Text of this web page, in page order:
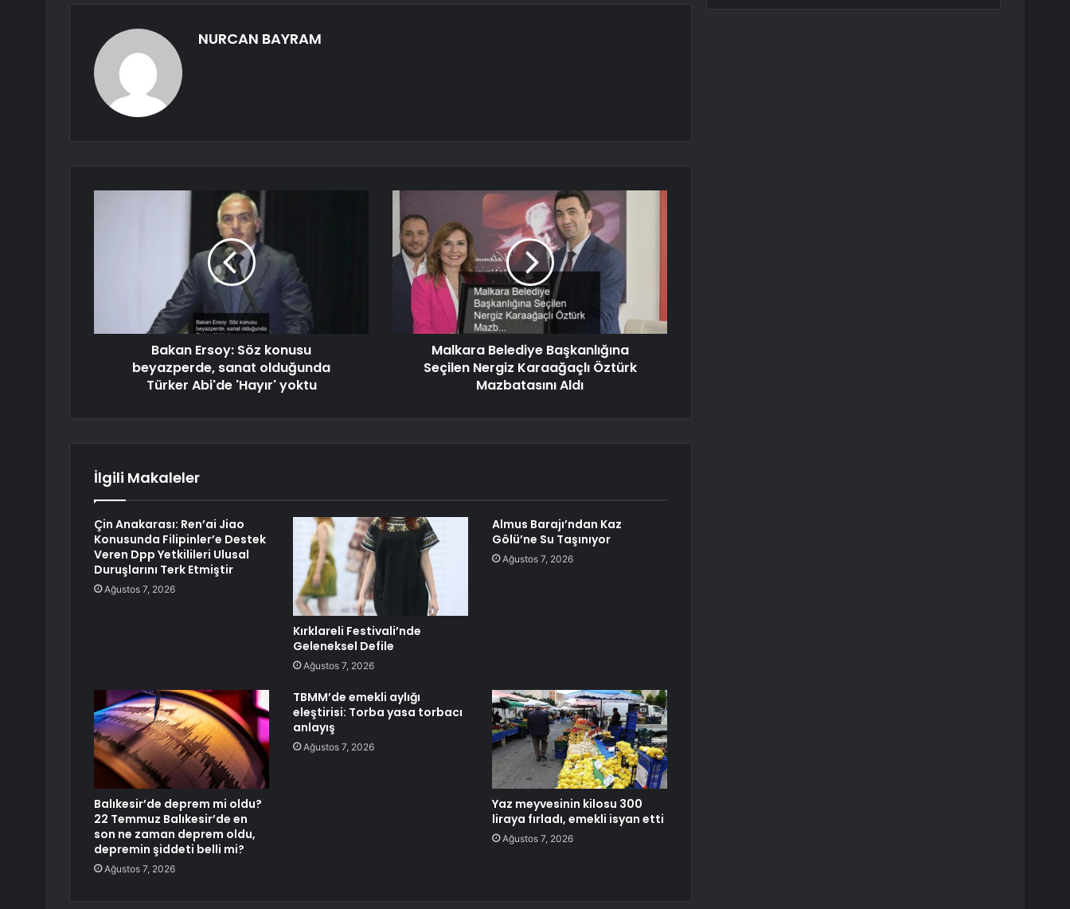
NURCAN BAYRAM
Bakan Ersoy: Söz konusu
beyazperde, sanat olduğunda
Türker Abi'de 'Hayır' yoktu
Malkara Belediye Başkanlığına
Seçilen Nergiz Karaağaçlı Öztürk
Mazbatasını Aldı
İlgili Makaleler
Çin Anakarası: Ren’ai Jiao
Konusunda Filipinler’e Destek
Veren Dpp Yetkilileri Ulusal
Duruşlarını Terk Etmiştir
Ağustos 7, 2026
Kırklareli Festivali’nde
Geleneksel Defile
Ağustos 7, 2026
Almus Barajı’ndan Kaz
Gölü’ne Su Taşınıyor
Ağustos 7, 2026
Balıkesir’de deprem mi oldu?
22 Temmuz Balıkesir’de en
son ne zaman deprem oldu,
depremin şiddeti belli mi?
Ağustos 7, 2026
TBMM’de emekli aylığı
eleştirisi: Torba yasa torbacı
anlayış
Ağustos 7, 2026
Yaz meyvesinin kilosu 300
liraya fırladı, emekli isyan etti
Ağustos 7, 2026